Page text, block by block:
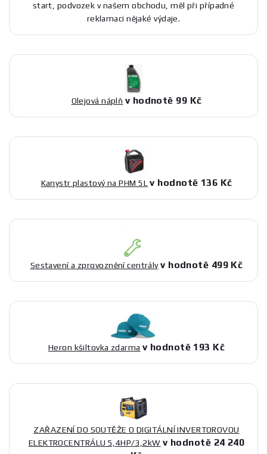
start, podvozek v našem obchodu, měl při případné
reklamaci nějaké výdaje.
Olejová náplň v hodnotě 99 Kč
Kanystr plastový na PHM 5L v hodnotě 136 Kč
Sestavení a zprovoznění centrály v hodnotě 499 Kč
Heron kšiltovka zdarma v hodnotě 193 Kč
ZAŘAZENÍ DO SOUTĚŽE O DIGITÁLNÍ INVERTOROVOU
ELEKTROCENTRÁLU 5,4HP/3,2kW v hodnotě 24 240